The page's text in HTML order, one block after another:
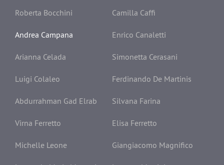
Roberta Bocchini Camilla Caffi
Andrea Campana Enrico Canaletti
Arianna Celada Simonetta Cerasani
Luigi Colaleo Ferdinando De Martinis
Abdurrahman Gad Elrab Silvana Farina
Virna Ferretto Elisa Ferretto
Michelle Leone Giangiacomo Magnifico